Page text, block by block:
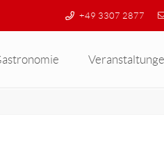
+49 3307 2877